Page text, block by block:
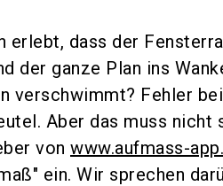
erlebt, dass der
der ganze Plan ins
verschwimmt? Fehler
Aber das muss nicht
von www.aufmass-
ein. Wir sprechen